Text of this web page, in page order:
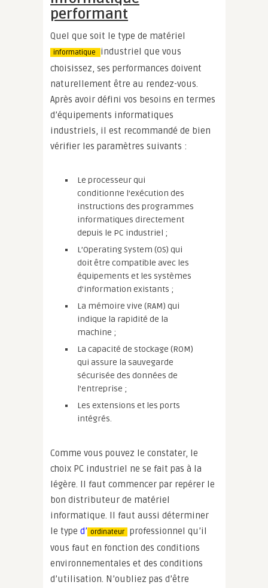
performant
Quel que soit le type de matériel
informatique
industriel que vous
choisissez, ses performances doivent
naturellement être au rendez-vous.
Après avoir défini vos besoins en termes
d’équipements informatiques
industriels, il est recommandé de bien
vérifier les paramètres suivants :
Le processeur qui
conditionne l’exécution des
instructions des programmes
informatiques directement
depuis le PC industriel ;
L’Operating System (OS) qui
doit être compatible avec les
équipements et les systèmes
d’information existants ;
La mémoire vive (RAM) qui
indique la rapidité de la
machine ;
La capacité de stockage (ROM)
qui assure la sauvegarde
sécurisée des données de
l’entreprise ;
Les extensions et les ports
intégrés.
Comme vous pouvez le constater, le
choix PC industriel ne se fait pas à la
légère. Il faut commencer par repérer le
bon distributeur de matériel
informatique. Il faut aussi déterminer
le type d’ ordinateur professionnel qu’il
vous faut en fonction des conditions
environnementales et des conditions
d’utilisation. N’oubliez pas d’être